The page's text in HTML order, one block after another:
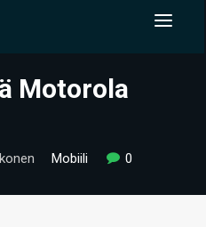
Motorola
Mobiili 0